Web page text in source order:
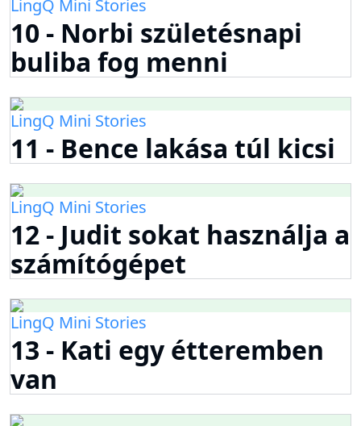
LingQ Mini Stories
10 - Norbi születésnapi
buliba fog menni
LingQ Mini Stories
11 - Bence lakása túl kicsi
LingQ Mini Stories
12 - Judit sokat használja a
számítógépet
LingQ Mini Stories
13 - Kati egy étteremben
van